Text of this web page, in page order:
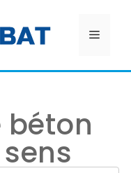
béton